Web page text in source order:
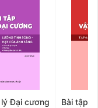
Đại cương
Bài tập